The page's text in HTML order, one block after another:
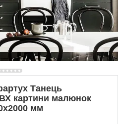
Танець
картини малюнок
мм